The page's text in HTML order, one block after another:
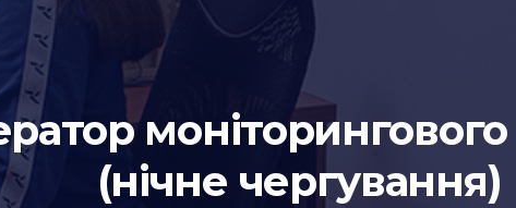
(нічне чергування)